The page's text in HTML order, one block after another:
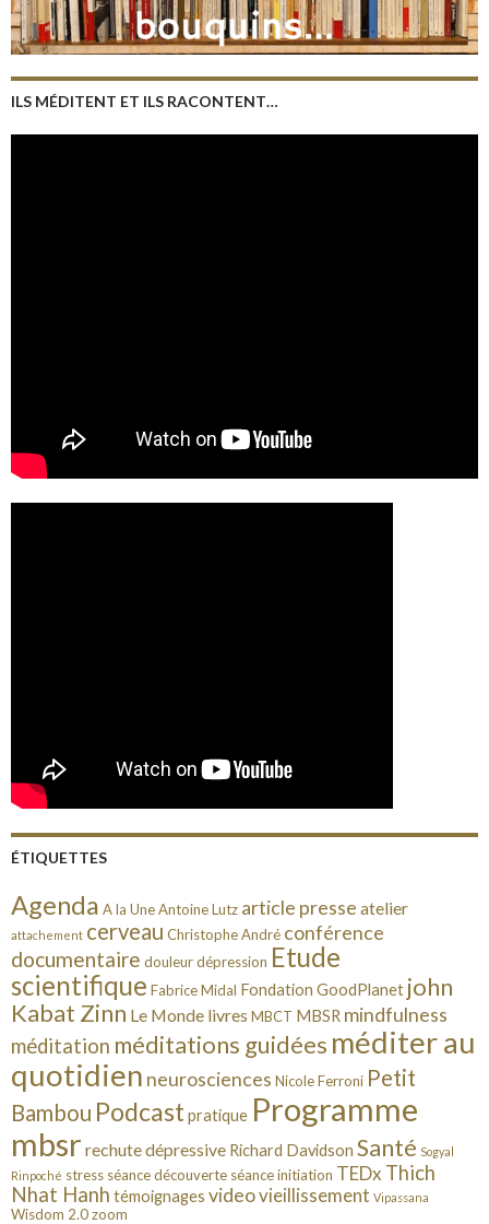
ILS MÉDITENT ET ILS RACONTENT…
ÉTIQUETTES
Agenda A la UneAntoine Lutz article presse atelier
attachement cerveau Christophe André conférence
documentaire douleurdépression Etude
scientifique Fabrice Midal Fondation GoodPlanet john
Kabat Zinn Le Monde livres MBCT MBSR mindfulness
méditation méditations guidées méditer au
quotidien neurosciences Nicole Ferroni Petit
Bambou Podcast pratique Programme
mbsr rechute dépressive Richard Davidson Santé Sogyal
Rinpoché stress séance découverte séance initiation TEDx Thich
Nhat Hanh témoignages videovieillissement Vipassana
Wisdom 2.0zoom